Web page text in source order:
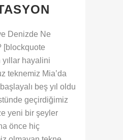
Denizde Ne
[blockquote
hayalini
teknemiz Mia’da
beş yıl oldu
geçirdiğimiz
yeni bir şeyler
önce hiç